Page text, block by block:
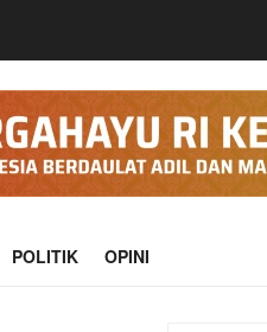
POLITIK OPINI